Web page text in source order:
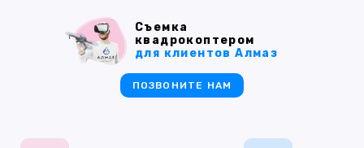
Съемка
квадрокоптером
для клиентов Алмаз
ПОЗВОНИТЕ НАМ